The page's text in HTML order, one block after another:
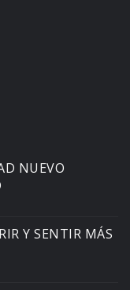
NUEVO
Y SENTIR MÁS